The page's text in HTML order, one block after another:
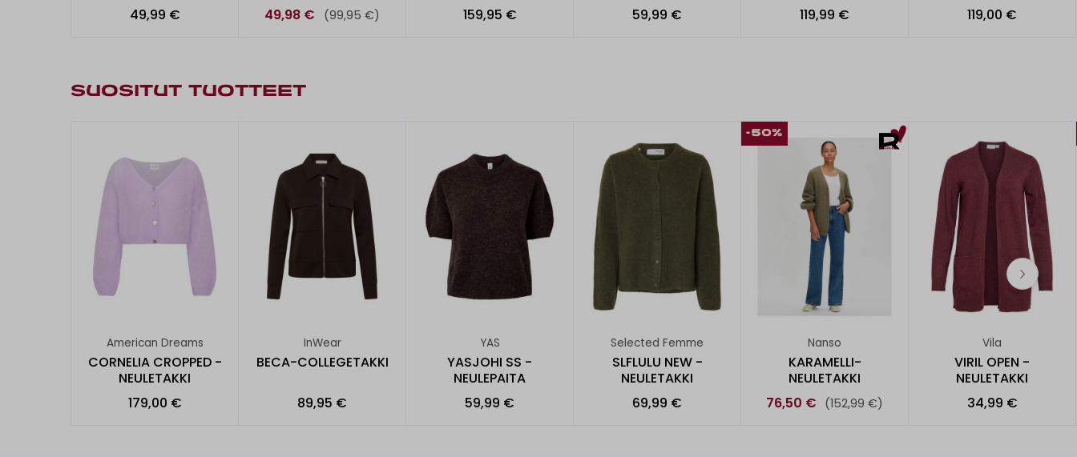
49,99 €
49,98 € (99,95 €) 159,95 €
59,99 €
119,99 €
119,00 €
SUOSITUT TUOTTEET
American Dreams
CORNELIA CROPPED -
NEULETAKKI
179,00 €
InWear
BECA-COLLEGETAKKI
89,95 €
YAS
YASJOHI SS -
NEULEPAITA
59,99 €
Selected Femme
SLFLULU NEW -
NEULETAKKI
69,99 €
-50%
Nanso
KARAMELLI-
NEULETAKKI
76,50 € (152,99 €)
Vila
VIRIL OPEN -
NEULETAKKI
34,99 €